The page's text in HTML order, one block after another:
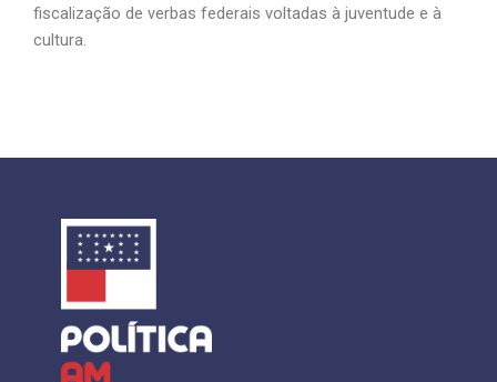
fiscalização de verbas federais voltadas à juventude e à
cultura.